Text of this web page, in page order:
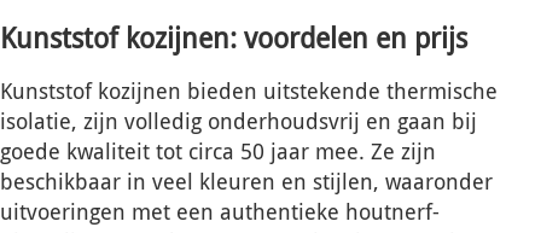
Kunststof kozijnen: voordelen en prijs
Kunststof kozijnen bieden uitstekende thermische
isolatie, zijn volledig onderhoudsvrij en gaan bij
goede kwaliteit tot circa 50 jaar mee. Ze zijn
beschikbaar in veel kleuren en stijlen, waaronder
uitvoeringen met een authentieke houtnerf-